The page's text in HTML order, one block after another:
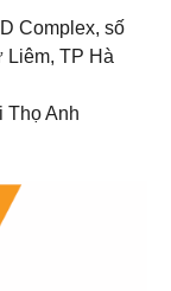
Complex, số
TP Hà
Thọ Anh